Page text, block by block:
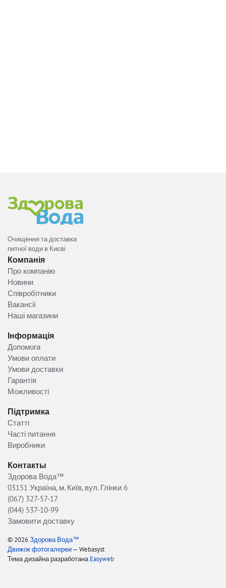
Очищення та доставка
питної води в Києві
Компанія
Про компанію
Новини
Співробітники
Вакансії
Наші магазини
Інформація
Допомога
Умови оплати
Умови доставки
Гарантія
Можливості
Підтримка
Статті
Часті питання
Виробники
Контакты
Здорова Вода™
03151 Україна, м. Київ, вул. Глінки 6
(067) 327-57-17
(044) 537-10-99
Замовити доставку
© 2026Здорова Вода™
Движок фотогалереи— Webasyst
Тема дизайна разработанаEasyweb